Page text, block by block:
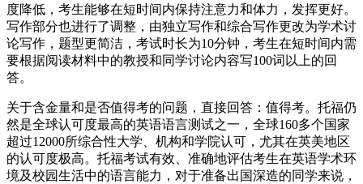
度降低，考生能够在短时间内保持注意力和体力，发挥更好。
写作部分也进行了调整，由独立写作和综合写作更改为学术讨
论写作，题型更简洁，考试时长为10分钟，考生在短时间内需
要根据阅读材料中的教授和同学讨论内容写100词以上的回
答。
关于含金量和是否值得考的问题，直接回答：值得考。托福仍
然是全球认可度最高的英语语言测试之一，全球160多个国家
超过12000所综合性大学、机构和学院认可，尤其在英美地区
的认可度极高。托福考试有效、准确地评估考生在英语学术环
境及校园生活中的语言能力，对于准备出国深造的同学来说，